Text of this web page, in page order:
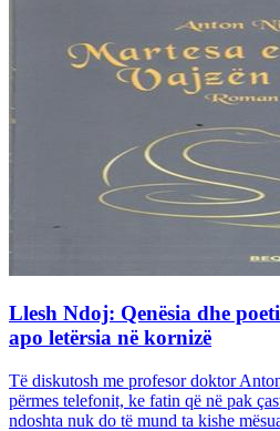
Llesh Ndoj: Qenësia dhe
apo letërsia në kornizë
Të diskutosh me profesor doktor
përmes telefonit, ke fatin që në pak
ndoshta nuk do të mund ta kishe